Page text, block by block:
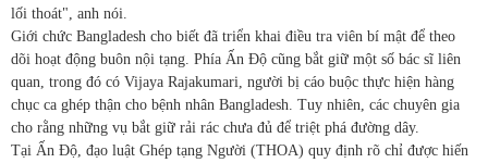
lối thoát", anh nói.
Giới chức Bangladesh cho biết đã triển khai điều tra viên bí mật để theo
dõi hoạt động buôn nội tạng. Phía Ấn Độ cũng bắt giữ một số bác sĩ liên
quan, trong đó có Vijaya Rajakumari, người bị cáo buộc thực hiện hàng
chục ca ghép thận cho bệnh nhân Bangladesh. Tuy nhiên, các chuyên gia
cho rằng những vụ bắt giữ rải rác chưa đủ để triệt phá đường dây.
Tại Ấn Độ, đạo luật Ghép tạng Người (THOA) quy định rõ chỉ được hiến